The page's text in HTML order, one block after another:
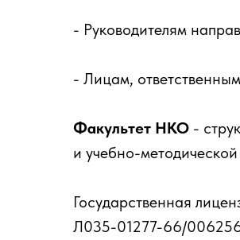
- Руководителям
- Лицам,
Факультет НКО -
и учебно-
Государственная
Л035-01277-66/